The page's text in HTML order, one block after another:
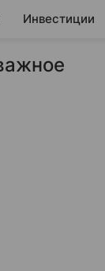
Инвестиции